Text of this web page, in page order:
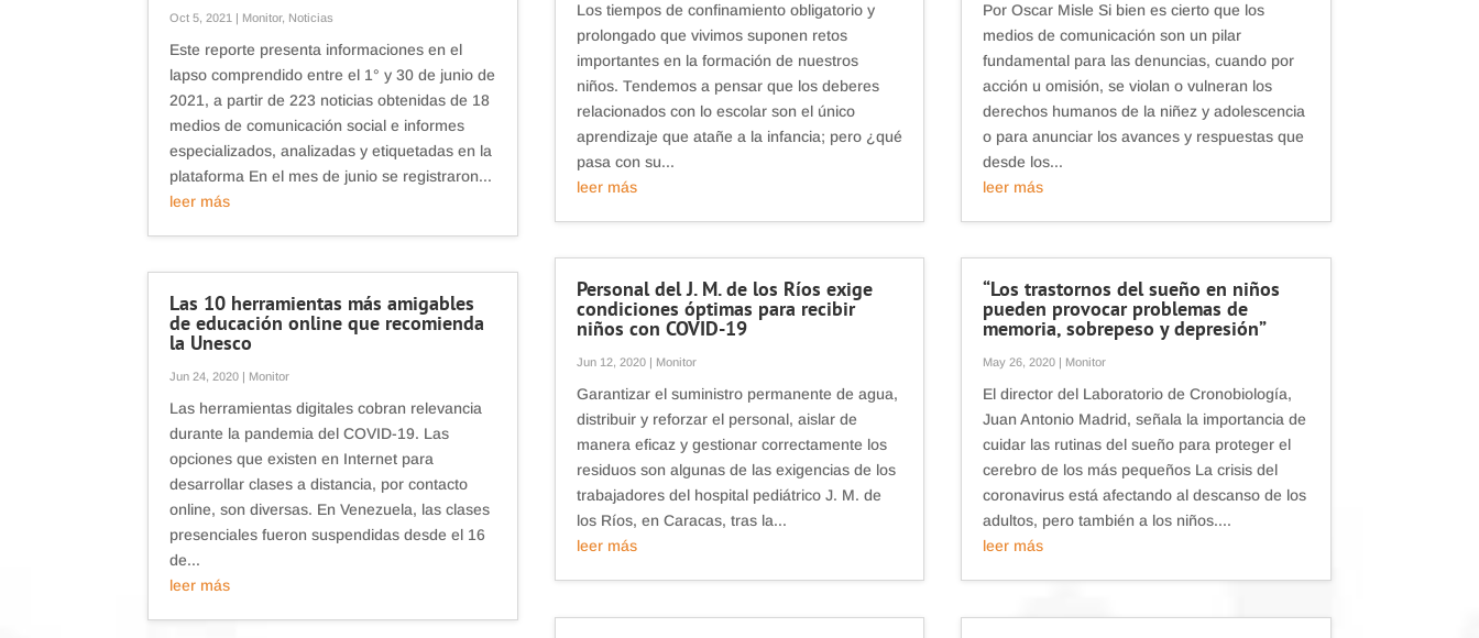
Oct 5, 2021 | Monitor, Noticias
Este reporte presenta informaciones en el
lapso comprendido entre el 1° y 30 de junio de
2021, a partir de 223 noticias obtenidas de 18
medios de comunicación social e informes
especializados, analizadas y etiquetadas en la
plataforma En el mes de junio se registraron...
leer más
Las 10 herramientas más amigables
de educación online que recomienda
la Unesco
Jun 24, 2020 Monitor
Las herramientas digitales cobran relevancia
durante la pandemia del COVID-19. Las
opciones que existen en Internet para
desarrollar clases a distancia, por contacto
online, son diversas. En Venezuela, las clases
presenciales fueron suspendidas desde el 16
de...
leer más
Los tiempos de confinamiento obligatorio y
prolongado que vivimos suponen retos
importantes en la formación de nuestros
niños. Tendemos a pensar que los deberes
relacionados con lo escolar son el único
aprendizaje que atañe a la infancia; pero ¿qué
pasa con su...
leer más
Personal del J. M. de los Ríos exige
condiciones óptimas para recibir
niños con COVID-19
Jun 12, 2020| Monitor
Garantizar el suministro permanente de agua,
distribuir y reforzar el personal, aislar de
manera eficaz y gestionar correctamente los
residuos son algunas de las exigencias de los
trabajadores del hospital pediátrico J. M. de
los Ríos, en Caracas, tras la...
leer más
Por Oscar Misle Si bien es cierto que los
medios de comunicación son un pilar
fundamental para las denuncias, cuando por
acción u omisión, se violan o vulneran los
derechos humanos de la niñez y adolescencia
o para anunciar los avances y respuestas que
desde los...
leer más
“Los trastornos del sueño en niños
pueden provocar problemas de
memoria, sobrepeso y depresión”
May 26, 2020| Monitor
El director del Laboratorio de Cronobiología,
Juan Antonio Madrid, señala la importancia de
cuidar las rutinas del sueño para proteger el
cerebro de los más pequeños La crisis del
coronavirus está afectando al descanso de los
adultos, pero también a los niños....
leer más